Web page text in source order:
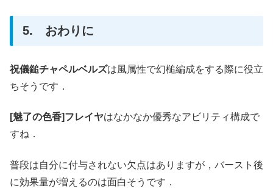
5. おわりに
祝儀鎚チャペルベルズは風属性で幻槌編成をする際に役立
ちそうです．
[魅了の色香]フレイヤはなかなか優秀なアビリティ構成で
すね．
普段は自分に付与されない欠点はありますが，バースト後
に効果量が増えるのは面白そうです．